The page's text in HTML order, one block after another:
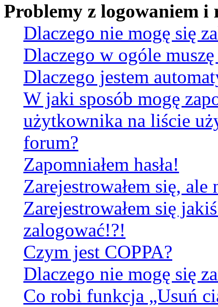
Problemy z logowaniem i
Dlaczego nie mogę się
Dlaczego w ogóle
Dlaczego jestem
W jaki sposób mogę
użytkownika na liście
forum?
Zapomniałem hasła!
Zarejestrowałem się,
Zarejestrowałem się
zalogować!?!
Czym jest COPPA?
Dlaczego nie mogę się
Co robi funkcja „Usuń